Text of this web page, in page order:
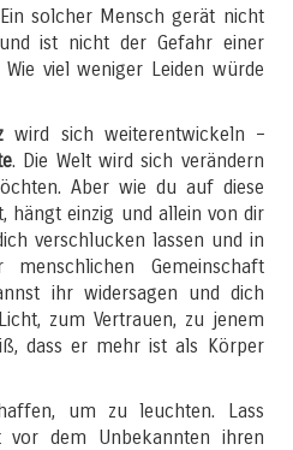
solcher Mensch gerät nicht
ist nicht der Gefahr einer
Wie viel weniger Leiden würde
wird sich weiterentwickeln –
. Die Welt wird sich verändern
Aber wie du auf diese
hängt einzig und allein von dir
verschlucken lassen und in
Gemeinschaft
ihr widersagen und dich
zum Vertrauen, zu jenem
dass er mehr ist als Körper
um zu leuchten. Lass
dem Unbekannten ihren